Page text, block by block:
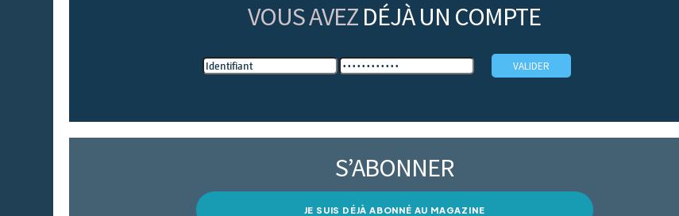
VOUS AVEZ DÉJÀ UN COMPTE
S’ABONNER
JE SUIS DÉJÀ ABONNÉ AU MAGAZINE